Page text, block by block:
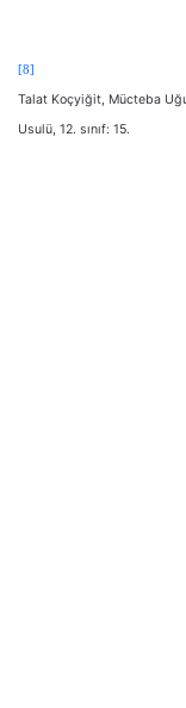
[8]
Talat Koçyiğit, Mücteba
Usulü, 12. sınıf: 15.